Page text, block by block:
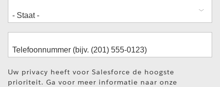
Uw privacy heeft voor Salesforce de hoogste
prioriteit. Ga voor meer informatie naar onze